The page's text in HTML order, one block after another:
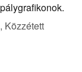
Közzétett